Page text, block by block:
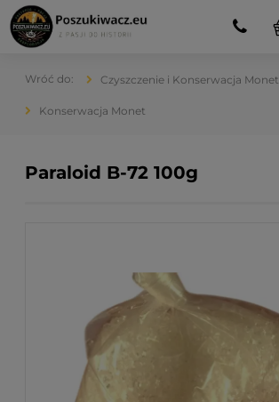
Czyszczenie i Konserwacja Monet
Konserwacja Monet
Paraloid B-72 100g